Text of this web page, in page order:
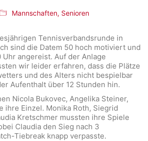
Mannschaften, Senioren
Tennisverbandsrunde in
sind die Datem 50 hoch motiviert und
Uhr angereist. Auf der Anlage
wir leider erfahren, dass die Plätze
und des Alters nicht bespielbar
Aufenthalt über 12 Stunden hin.
Nicola Bukovec, Angelika Steiner,
ihre Einzel. Monika Roth, Siegrid
Kretschmer mussten ihre Spiele
Claudia den Sieg nach 3
Tiebreak knapp verpasste.